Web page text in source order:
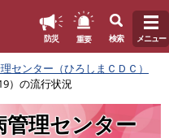
防災 重要 検索 メニュー
センター（ひろしまＣＤＣ）
）の流行状況
管理センター